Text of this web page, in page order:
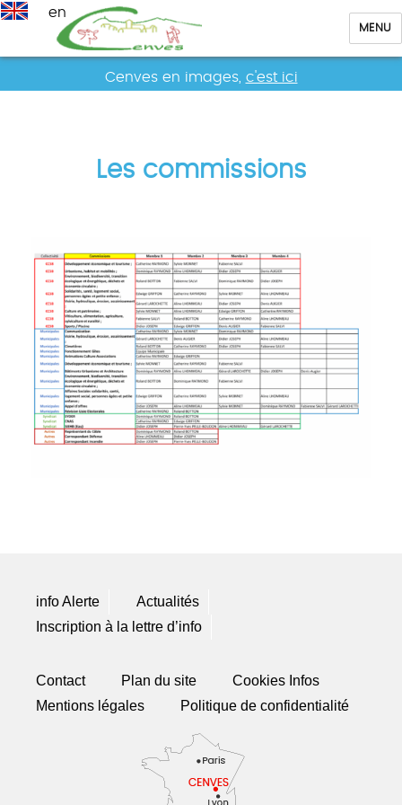
en
Cenves
MENU
Cenves en images, c'est ici
Les commissions
info Alerte
Actualités
Inscription à la lettre d’info
Contact Plan du site
Cookies Infos
Mentions légales
Politique de confidentialité